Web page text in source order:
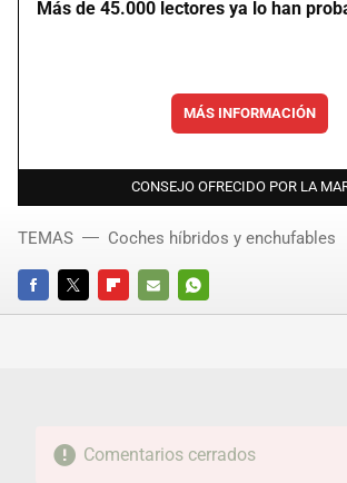
Más de 45.000 lectores ya lo han
MÁS INFORMACIÓN
CONSEJO OFRECIDO POR LA
FACEBOOKTWITTERFLIPBOARD
E-
WHATSAPP
TEMAS Coches híbridos y enchufables
Comentarios cerrados